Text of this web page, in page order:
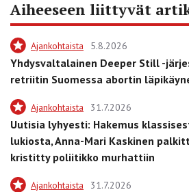
Aiheeseen liittyvät
Ajankohtaista 5.8.2026
Yhdysvaltalainen Deeper Still -
retriitin Suomessa abortin
Ajankohtaista 31.7.2026
Uutisia lyhyesti: Hakemus
lukiosta, Anna-Mari Kaskinen
kristitty poliitikko murhattiin
Ajankohtaista 31.7.2026